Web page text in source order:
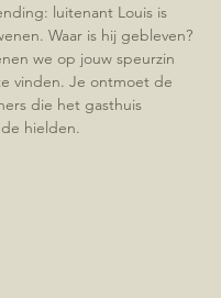
luitenant Louis is
Waar is hij gebleven?
we op jouw speurzin
vinden. Je ontmoet de
die het gasthuis
hielden.